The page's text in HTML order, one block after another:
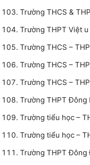
Trường THCS &
Trường THPT Việt u
Trường THCS –
Trường THCS –
Trường THCS –
Trường THPT Đông
Trường tiểu học –
Trường tiểu học –
Trường THPT Đông